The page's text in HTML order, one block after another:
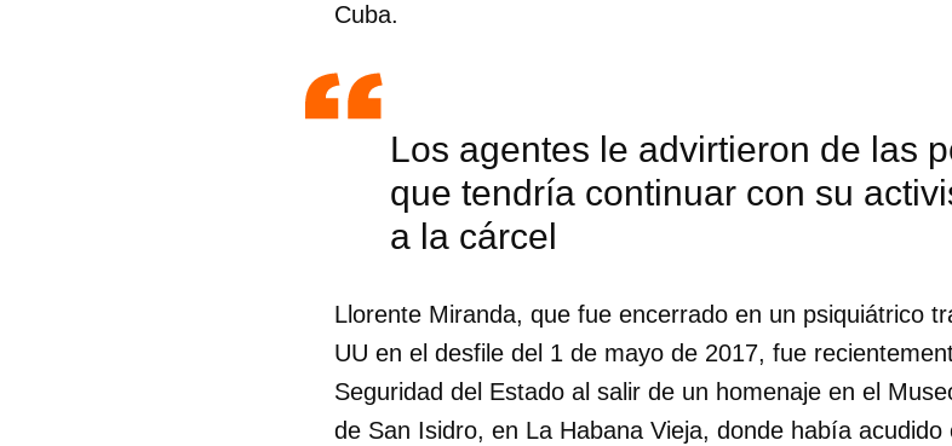
Cuba.
Los agentes le advirtieron de las
que tendría continuar con su
a la cárcel
Llorente Miranda, que fue encerrado en un psiquiátrico
UU en el desfile del 1 de mayo de 2017, fue
Seguridad del Estado al salir de un homenaje en el
de San Isidro, en La Habana Vieja, donde había acudido